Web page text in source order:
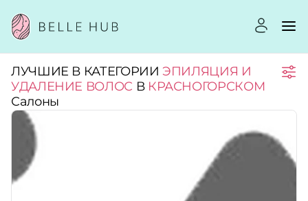
Город:
Категории:
Услуги:
ЛУЧШИЕ В КАТЕГОРИИ ЭПИЛЯЦИЯ И
УДАЛЕНИЕ ВОЛОС В КРАСНОГОРСКОМ
Салоны